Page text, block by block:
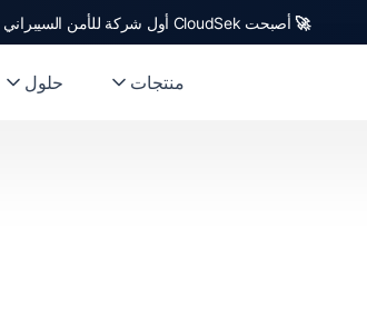
🚀 أصبحت CloudSek أول شركة للأمن السيبراني من أصل هندي تتلقى استثمارات منها
منتجات حلول